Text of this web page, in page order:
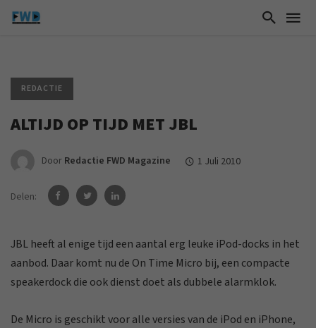
REDACTIE
ALTIJD OP TIJD MET JBL
Door Redactie FWD Magazine 1 Juli 2010
Delen:
JBL heeft al enige tijd een aantal erg leuke iPod-docks in het
aanbod. Daar komt nu de On Time Micro bij, een compacte
speakerdock die ook dienst doet als dubbele alarmklok.
De Micro is geschikt voor alle versies van de iPod en iPhone,